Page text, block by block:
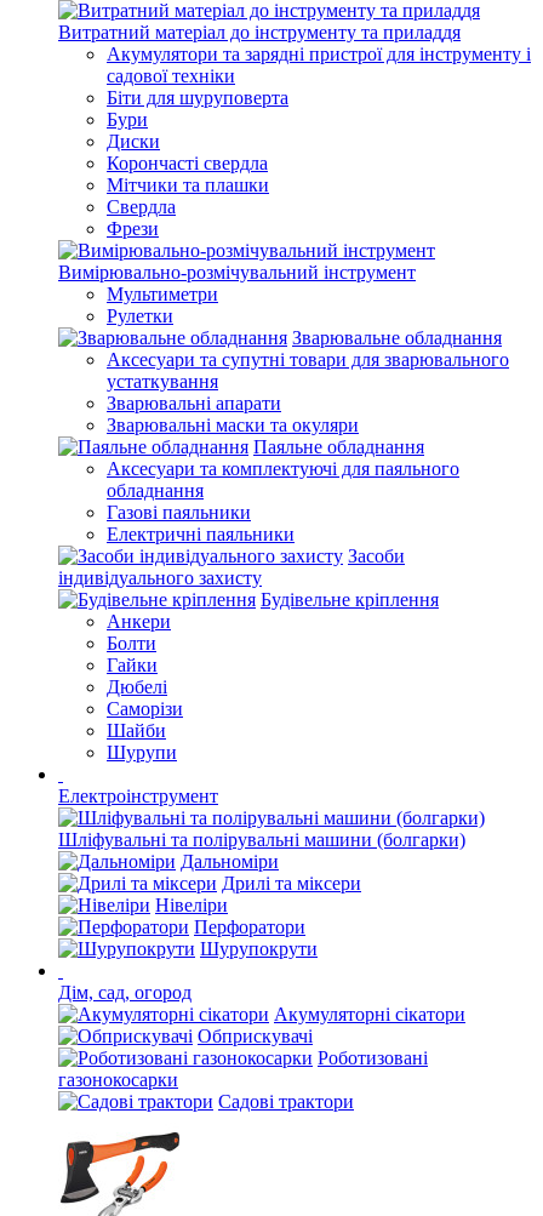
Витратний матеріал до інструменту та приладдя
Акумулятори та зарядні пристрої для інструменту і
садової техніки
Біти для шуруповерта
Бури
Диски
Корончасті свердла
Мітчики та плашки
Свердла
Фрези
Вимірювально-розмічувальний інструмент
Мультиметри
Рулетки
Зварювальне обладнання
Аксесуари та супутні товари для зварювального
устаткування
Зварювальні апарати
Зварювальні маски та окуляри
Паяльне обладнання
Аксесуари та комплектуючі для паяльного
обладнання
Газові паяльники
Електричні паяльники
Засоби
індивідуального захисту
Будівельне кріплення
Анкери
Болти
Гайки
Дюбелі
Саморізи
Шайби
Шурупи
Електроінструмент
Шліфувальні та полірувальні машини (болгарки)
Дальноміри
Дрилі та міксери
Нівеліри
Перфоратори
Шурупокрути
Дім, сад, огород
Акумуляторні сікатори
Обприскувачі
Роботизовані
газонокосарки
Садові трактори